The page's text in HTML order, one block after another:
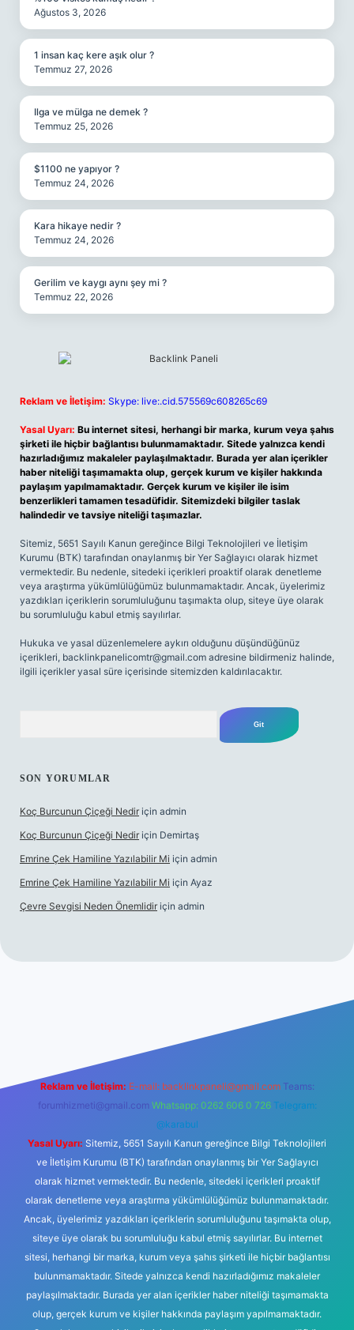
Ağustos 3, 2026
1 insan kaç kere aşık olur ?
Temmuz 27, 2026
Ilga ve mülga ne demek ?
Temmuz 25, 2026
$1100 ne yapıyor ?
Temmuz 24, 2026
Kara hikaye nedir ?
Temmuz 24, 2026
Gerilim ve kaygı aynı şey mi ?
Temmuz 22, 2026
Reklam ve İletişim: Skype: live:.cid.575569c608265c69
Yasal Uyarı: Bu internet sitesi, herhangi bir marka, kurum veya şahıs
şirketi ile hiçbir bağlantısı bulunmamaktadır. Sitede yalnızca kendi
hazırladığımız makaleler paylaşılmaktadır. Burada yer alan içerikler
haber niteliği taşımamakta olup, gerçek kurum ve kişiler hakkında
paylaşım yapılmamaktadır. Gerçek kurum ve kişiler ile isim
benzerlikleri tamamen tesadüfidir. Sitemizdeki bilgiler taslak
halindedir ve tavsiye niteliği taşımazlar.
Sitemiz, 5651 Sayılı Kanun gereğince Bilgi Teknolojileri ve İletişim
Kurumu (BTK) tarafından onaylanmış bir Yer Sağlayıcı olarak hizmet
vermektedir. Bu nedenle, sitedeki içerikleri proaktif olarak denetleme
veya araştırma yükümlülüğümüz bulunmamaktadır. Ancak, üyelerimiz
yazdıkları içeriklerin sorumluluğunu taşımakta olup, siteye üye olarak
bu sorumluluğu kabul etmiş sayılırlar.
Hukuka ve yasal düzenlemelere aykırı olduğunu düşündüğünüz
içerikleri, backlinkpanelicomtr@gmail.com adresine bildirmeniz halinde,
ilgili içerikler yasal süre içerisinde sitemizden kaldırılacaktır.
SON YORUMLAR
Koç Burcunun Çiçeği Nedir için admin
Koç Burcunun Çiçeği Nedir için Demirtaş
Emrine Çek Hamiline Yazılabilir Mi için admin
Emrine Çek Hamiline Yazılabilir Mi için Ayaz
Çevre Sevgisi Neden Önemlidir için admin
Reklam ve İletişim: E-mail: backlinkpaneli@gmail.com Teams:
forumhizmeti@gmail.com Whatsapp: 0262 606 0 726 Telegram:
@karabul
Yasal Uyarı: Sitemiz, 5651 Sayılı Kanun gereğince Bilgi Teknolojileri
ve İletişim Kurumu (BTK) tarafından onaylanmış bir Yer Sağlayıcı
olarak hizmet vermektedir. Bu nedenle, sitedeki içerikleri proaktif
olarak denetleme veya araştırma yükümlülüğümüz bulunmamaktadır.
Ancak, üyelerimiz yazdıkları içeriklerin sorumluluğunu taşımakta olup,
siteye üye olarak bu sorumluluğu kabul etmiş sayılırlar. Bu internet
sitesi, herhangi bir marka, kurum veya şahıs şirketi ile hiçbir bağlantısı
bulunmamaktadır. Sitede yalnızca kendi hazırladığımız makaleler
paylaşılmaktadır. Burada yer alan içerikler haber niteliği taşımamakta
olup, gerçek kurum ve kişiler hakkında paylaşım yapılmamaktadır.